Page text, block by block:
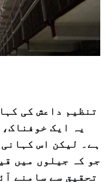
تنظیم داعش کی
یہ ایک
ہے۔ لیکن اس
جو کہ جیلوں میں
تحقیق سے سامنے